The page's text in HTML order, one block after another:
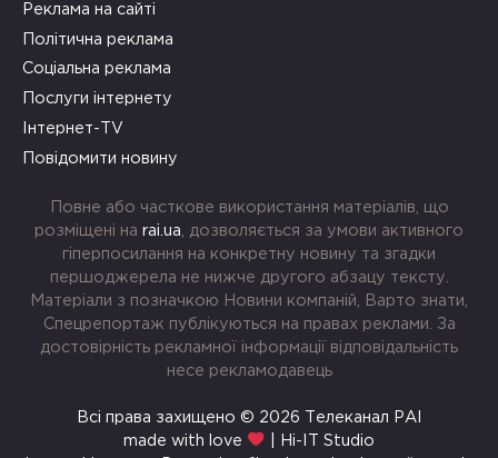
Реклама на сайті
Політична реклама
Соціальна реклама
Послуги інтернету
Інтернет-TV
Повідомити новину
Повне або часткове використання матеріалів, що
розміщені на rai.ua , дозволяється за умови активного
гіперпосилання на конкретну новину та згадки
першоджерела не нижче другого абзацу тексту.
Матеріали з позначкою Новини компаній, Варто знати,
Спецрепортаж публікуються на правах реклами. За
достовірність рекламної інформації відповідальність
несе рекламодавець
Всі права захищено © 2026 Телеканал РАІ
made with love
| Hi-IT Studio